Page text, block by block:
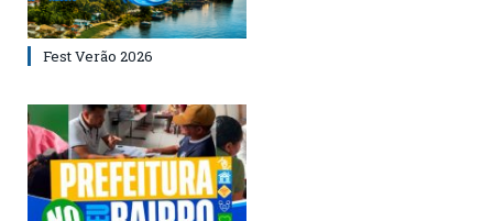
Fest Verão 2026